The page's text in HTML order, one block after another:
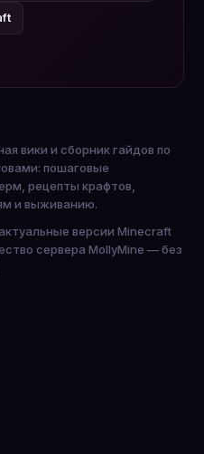
вики и сборник гайдов по
пошаговые
рецепты крафтов,
и выживанию.
версии Minecraft
сервера MollyMine — без